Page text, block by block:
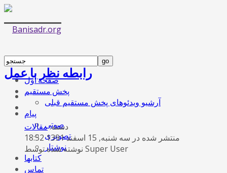
صفحه اول
پخش مستقیم
آرشیو ویدئوهای پخش مستقیم قبلی
پیام
صوتی
تصویری
نوشتار
کتابها
تماس
رابطه نظر با عمل
دسته:مقالات
منتشر شده در سه شنبه, 15 اسفند 1391 18:52
نوشته شده توسط Super User